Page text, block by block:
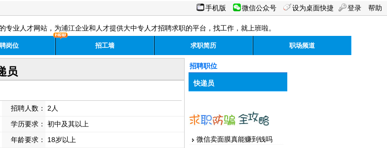
手机版 微信公众号 设为桌面快捷 登录 帮助
专业人才网站，为浦江企业和人才提供大中专人才招聘求职的平台，找工作，就上班啦。
岗位 招工墙 求职简历 职场频道
员
招聘人数：
2人
学历要求：
初中及其以上
年龄要求：
18岁以上
招聘职位
快递员
微信卖面膜真能赚到钱吗